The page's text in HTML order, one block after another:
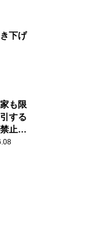
下げ
も限
する
止』